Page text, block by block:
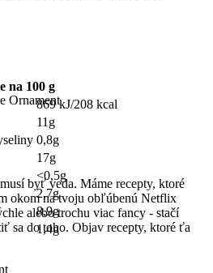
na 100 g
869 kJ/208 kcal
11g
0,8g
17g
<0,5g
2,7g
8,9g
1,4g
byť veda. Máme recepty, ktoré
okom na tvoju obľúbenú Netflix
alebo trochu viac fancy - stačí
sa do toho. Objav recepty, ktoré ťa